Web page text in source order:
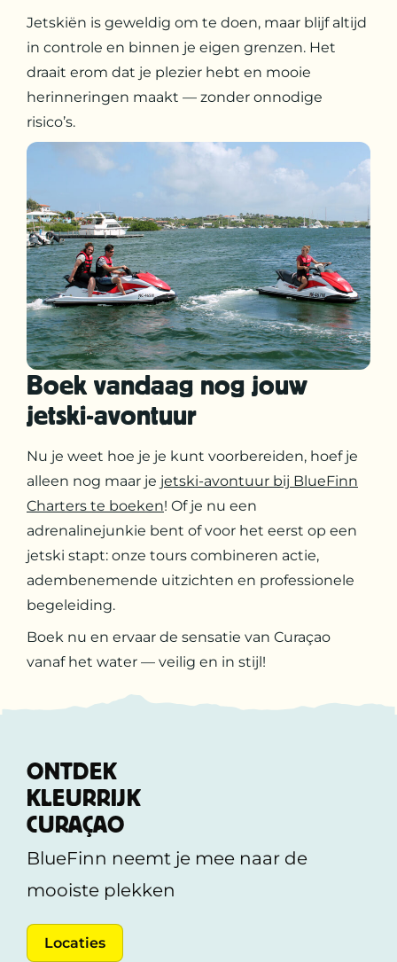
Jetskiën is geweldig om te doen, maar blijf altijd
in controle en binnen je eigen grenzen. Het
draait erom dat je plezier hebt en mooie
herinneringen maakt — zonder onnodige
risico’s.
Boek vandaag nog jouw
jetski-avontuur
Nu je weet hoe je je kunt voorbereiden, hoef je
alleen nog maar je jetski-avontuur bij BlueFinn
Charters te boeken! Of je nu een
adrenalinejunkie bent of voor het eerst op een
jetski stapt: onze tours combineren actie,
adembenemende uitzichten en professionele
begeleiding.
Boek nu en ervaar de sensatie van Curaçao
vanaf het water — veilig en in stijl!
ONTDEK
KLEURRIJK
CURAÇAO
BlueFinn neemt je mee naar de
mooiste plekken
Locaties